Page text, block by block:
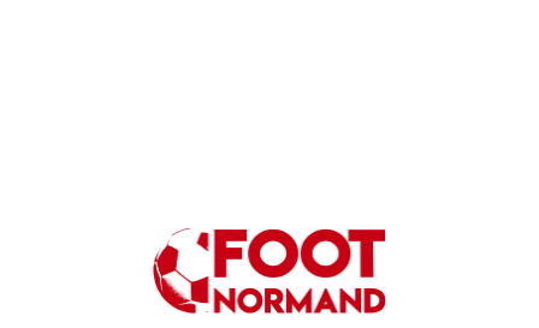
SM CAEN - MERCATO
Avec Mohamed Hafid, Malherbe veut frapper un gr...